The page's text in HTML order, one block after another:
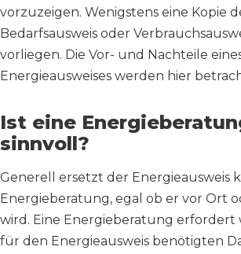
vorzuzeigen. Wenigstens eine Kopie
Bedarfsausweis oder
vorliegen. Die Vor- und Nachteile
Energieausweises werden hier
Ist eine
sinnvoll?
Generell ersetzt der Energieausweis
Energieberatung, egal ob er vor Ort
wird. Eine Energieberatung erfordert
für den Energieausweis benötigten